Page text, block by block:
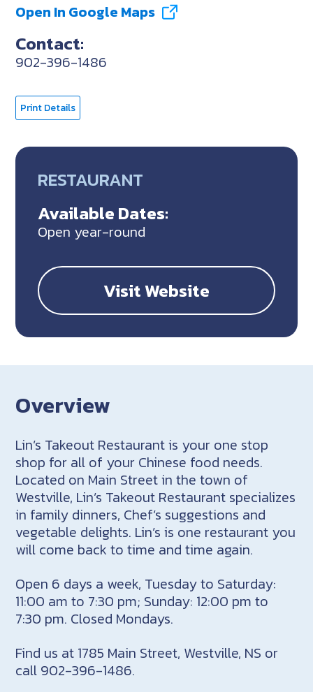
Open In Google Maps
Contact:
902-396-1486
Print Details
RESTAURANT
Available Dates:
Open year-round
Visit Website
Overview
Lin’s Takeout Restaurant is your one stop
shop for all of your Chinese food needs.
Located on Main Street in the town of
Westville, Lin’s Takeout Restaurant specializes
in family dinners, Chef’s suggestions and
vegetable delights. Lin’s is one restaurant you
will come back to time and time again.
Open 6 days a week, Tuesday to Saturday:
11:00 am to 7:30 pm; Sunday: 12:00 pm to
7:30 pm. Closed Mondays.
Find us at 1785 Main Street, Westville, NS or
call 902-396-1486.